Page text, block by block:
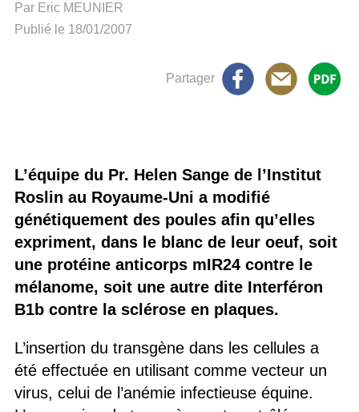
Par Eric MEUNIER
Publié le 18/01/2007
Partager
L’équipe du Pr. Helen Sange de l’Institut
Roslin au Royaume-Uni a modifié
génétiquement des poules afin qu’elles
expriment, dans le blanc de leur oeuf, soit
une protéine anticorps mIR24 contre le
mélanome, soit une autre dite Interféron
B1b contre la sclérose en plaques.
L’insertion du transgène dans les cellules a
été effectuée en utilisant comme vecteur un
virus, celui de l’anémie infectieuse équine.